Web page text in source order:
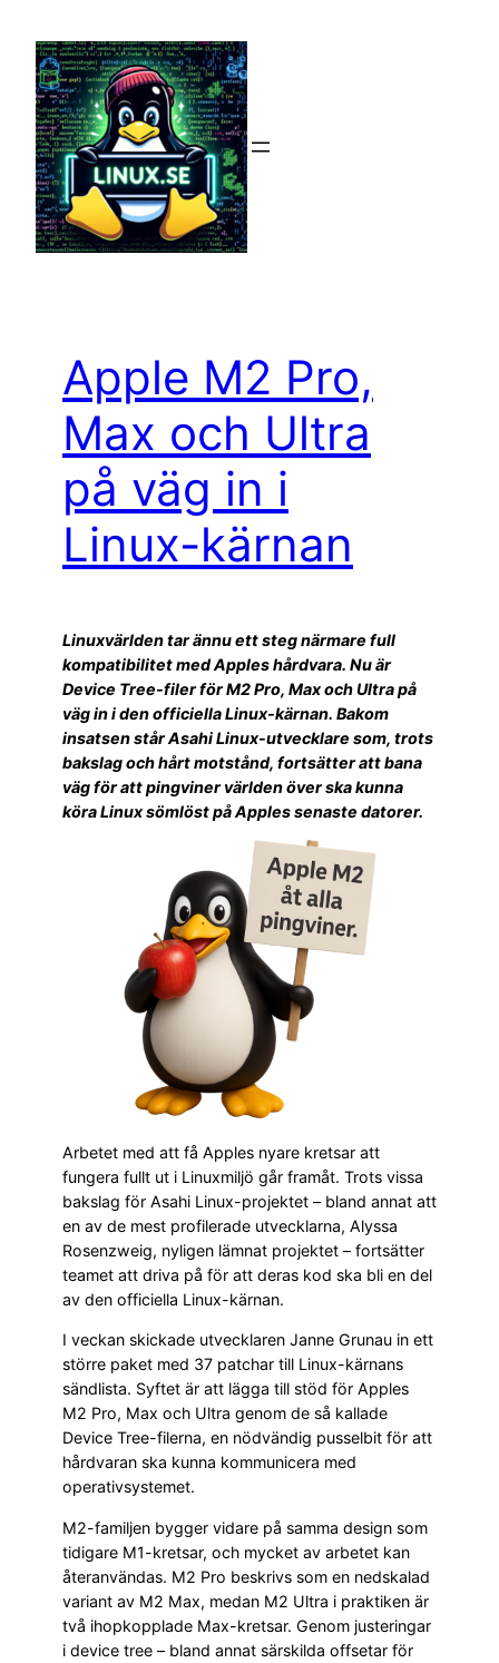
innehåll
Apple M2 Pro,
Max och Ultra
på väg in i
Linux-kärnan
Linuxvärlden tar ännu ett steg närmare full
kompatibilitet med Apples hårdvara. Nu är
Device Tree-filer för M2 Pro, Max och Ultra på
väg in i den officiella Linux-kärnan. Bakom
insatsen står Asahi Linux-utvecklare som, trots
bakslag och hårt motstånd, fortsätter att bana
väg för att pingviner världen över ska kunna
köra Linux sömlöst på Apples senaste datorer.
Arbetet med att få Apples nyare kretsar att
fungera fullt ut i Linuxmiljö går framåt. Trots vissa
bakslag för Asahi Linux-projektet – bland annat att
en av de mest profilerade utvecklarna, Alyssa
Rosenzweig, nyligen lämnat projektet – fortsätter
teamet att driva på för att deras kod ska bli en del
av den officiella Linux-kärnan.
I veckan skickade utvecklaren Janne Grunau in ett
större paket med 37 patchar till Linux-kärnans
sändlista. Syftet är att lägga till stöd för Apples
M2 Pro, Max och Ultra genom de så kallade
Device Tree-filerna, en nödvändig pusselbit för att
hårdvaran ska kunna kommunicera med
operativsystemet.
M2-familjen bygger vidare på samma design som
tidigare M1-kretsar, och mycket av arbetet kan
återanvändas. M2 Pro beskrivs som en nedskalad
variant av M2 Max, medan M2 Ultra i praktiken är
två ihopkopplade Max-kretsar. Genom justeringar
i device tree – bland annat särskilda offsetar för